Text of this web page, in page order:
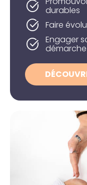
durables
Faire
Engager
démarche